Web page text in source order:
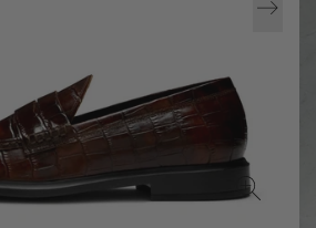
in
der
Galerieansicht